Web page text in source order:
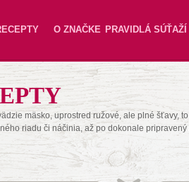
O ZNAČKE PRAVIDLÁ SÚŤAŽÍ
mäsko, uprostred ružové, ale plné šťavy,
riadu či náčinia, až po dokonale pripravený